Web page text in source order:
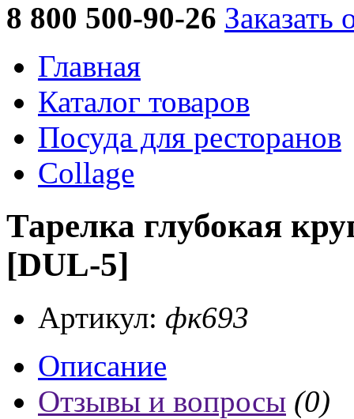
8 800 500-90-26 Заказать
Главная
Каталог товаров
Посуда для ресторанов
Collage
Тарелка глубокая
[DUL-5]
Артикул: фк693
Описание
Отзывы и вопросы (0)